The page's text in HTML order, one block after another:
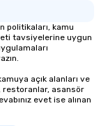
politikaları, kamu
tavsiyelerine uygun
açık alanları ve
restoranlar, asansör
evet ise alınan